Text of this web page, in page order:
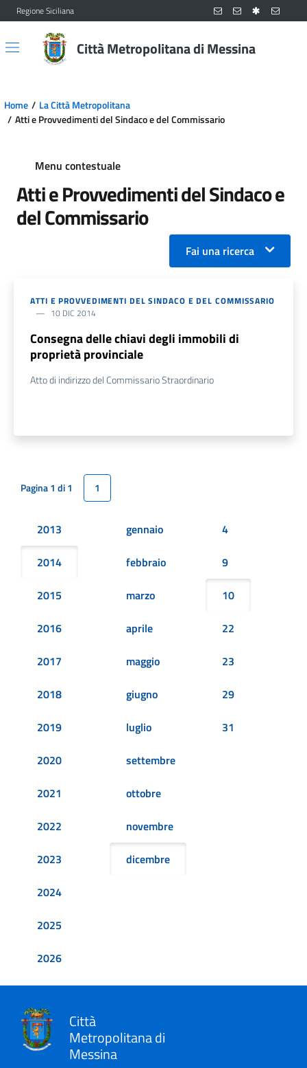
Vai al contenuto principale
Vai al menu principale
Regione Siciliana
Città Metropolitana di Messina
Home
La Città Metropolitana
Atti e Provvedimenti del Sindaco e del Commissario
Menu contestuale
Atti e Provvedimenti del Sindaco e
del Commissario
Fai una ricerca
ATTI E PROVVEDIMENTI DEL SINDACO E DEL COMMISSARIO
10 DIC 2014
Consegna delle chiavi degli immobili di
proprietà provinciale
Atto di indirizzo del Commissario Straordinario
Pagina 1 di 1 1
2013
2014
2015
2016
2017
2018
2019
2020
2021
2022
2023
2024
2025
2026
gennaio
febbraio
marzo
aprile
maggio
giugno
luglio
settembre
ottobre
novembre
dicembre
4
9
10
22
23
29
31
Città
Metropolitana di
Messina